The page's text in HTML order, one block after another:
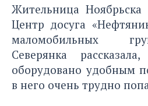
Жительница Ноябрьска
Центр досуга
маломобильных
Северянка
оборудовано удобным
в него очень трудно